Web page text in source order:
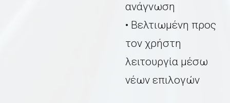
ανάγνωση
• Βελτιωμένη προς
τον χρήστη
λειτουργία μέσω
νέων επιλογών